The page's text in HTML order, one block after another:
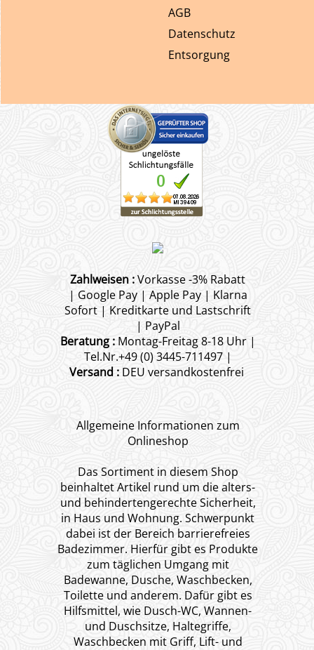
AGB
Datenschutz
Entsorgung
Zahlweisen :Vorkasse -3% Rabatt
| Google Pay | Apple Pay | Klarna
Sofort | Kreditkarte und Lastschrift
| PayPal
Beratung :Montag-Freitag 8-18 Uhr |
Tel.Nr.+49 (0) 3445-711497 |
Versand :DEU versandkostenfrei
Allgemeine Informationen zum
Onlineshop
Das Sortiment in diesem Shop
beinhaltet Artikel rund um die alters-
und behindertengerechte Sicherheit,
in Haus und Wohnung. Schwerpunkt
dabei ist der Bereich barrierefreies
Badezimmer. Hierfür gibt es Produkte
zum täglichen Umgang mit
Badewanne, Dusche, Waschbecken,
Toilette und anderem. Dafür gibt es
Hilfsmittel, wie Dusch-WC, Wannen-
und Duschsitze, Haltegriffe,
Waschbecken mit Griff, Lift- und